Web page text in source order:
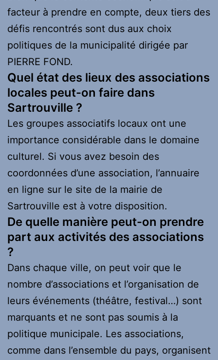
facteur à prendre en compte, deux tiers des
défis rencontrés sont dus aux choix
politiques de la municipalité dirigée par
PIERRE FOND.
Quel état des lieux des associations
locales peut-on faire dans
Sartrouville ?
Les groupes associatifs locaux ont une
importance considérable dans le domaine
culturel. Si vous avez besoin des
coordonnées d’une association, l’annuaire
en ligne sur le site de la mairie de
Sartrouville est à votre disposition.
De quelle manière peut-on prendre
part aux activités des associations
?
Dans chaque ville, on peut voir que le
nombre d’associations et l’organisation de
leurs événements (théâtre, festival…) sont
marquants et ne sont pas soumis à la
politique municipale. Les associations,
comme dans l’ensemble du pays, organisent